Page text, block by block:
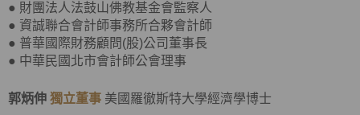
● 財團法人法鼓山佛教基金會監察人
● 資誠聯合會計師事務所合夥會計師
● 普華國際財務顧問(股)公司董事長
● 中華民國北市會計師公會理事
郭炳伸 獨立董事 美國羅徹斯特大學經濟學博士